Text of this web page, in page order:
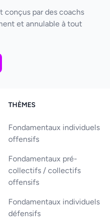
conçus par des coachs
et annulable à tout
THÈMES
Fondamentaux individuels
offensifs
Fondamentaux pré-
collectifs / collectifs
offensifs
Fondamentaux individuels
défensifs